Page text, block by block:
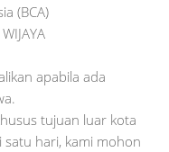
(BCA)
apabila ada
tujuan luar kota
hari, kami mohon